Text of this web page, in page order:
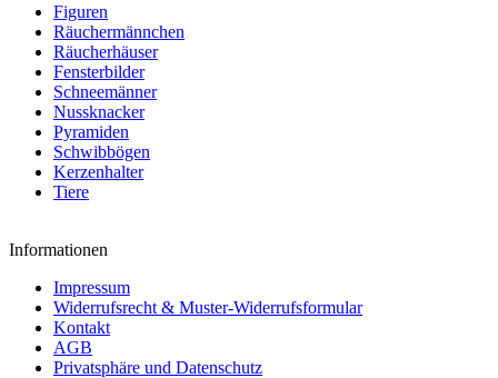
Figuren
Räuchermännchen
Räucherhäuser
Fensterbilder
Schneemänner
Nussknacker
Pyramiden
Schwibbögen
Kerzenhalter
Tiere
Informationen
Impressum
Widerrufsrecht & Muster-Widerrufsformular
Kontakt
AGB
Privatsphäre und Datenschutz